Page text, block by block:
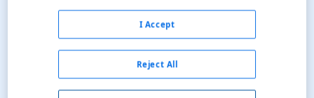
Reject All
I Accept